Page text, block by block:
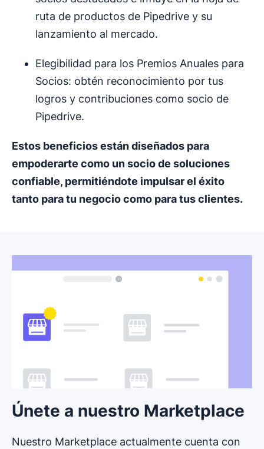
ruta de productos de Pipedrive y su
lanzamiento al mercado.
Elegibilidad para los Premios Anuales para
Socios: obtén reconocimiento por tus
logros y contribuciones como socio de
Pipedrive.
Estos beneficios están diseñados para
empoderarte como un socio de soluciones
confiable, permitiéndote impulsar el éxito
tanto para tu negocio como para tus clientes.
Únete a nuestro Marketplace
Nuestro Marketplace actualmente cuenta con